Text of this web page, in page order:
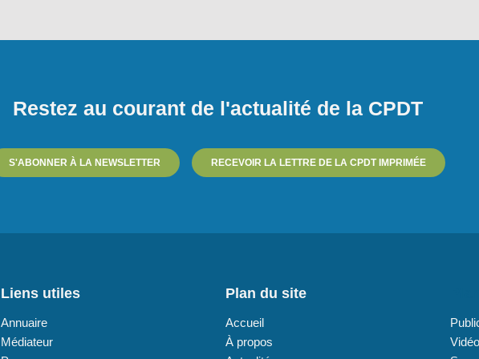
Restez au courant de l'actualité de la CPDT
S'ABONNER À LA NEWSLETTER RECEVOIR LA LETTRE DE LA CPDT IMPRIMÉE
Liens utiles
Annuaire
Médiateur
Plan du site
Accueil
À propos